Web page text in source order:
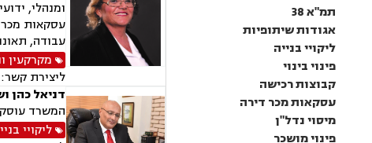
תמ"א 38
אגודות שיתופיות
ליקויי בנייה
פינוי בינוי
קבוצות רכישה
עסקאות מכר דירה
מיסוי נדל"ן
פינוי מושכר
עסקאות מכר
עבודה,
מקרקעין
ליצירת קשר:
דניאל כהן
המשרד עוסק
ליקויי